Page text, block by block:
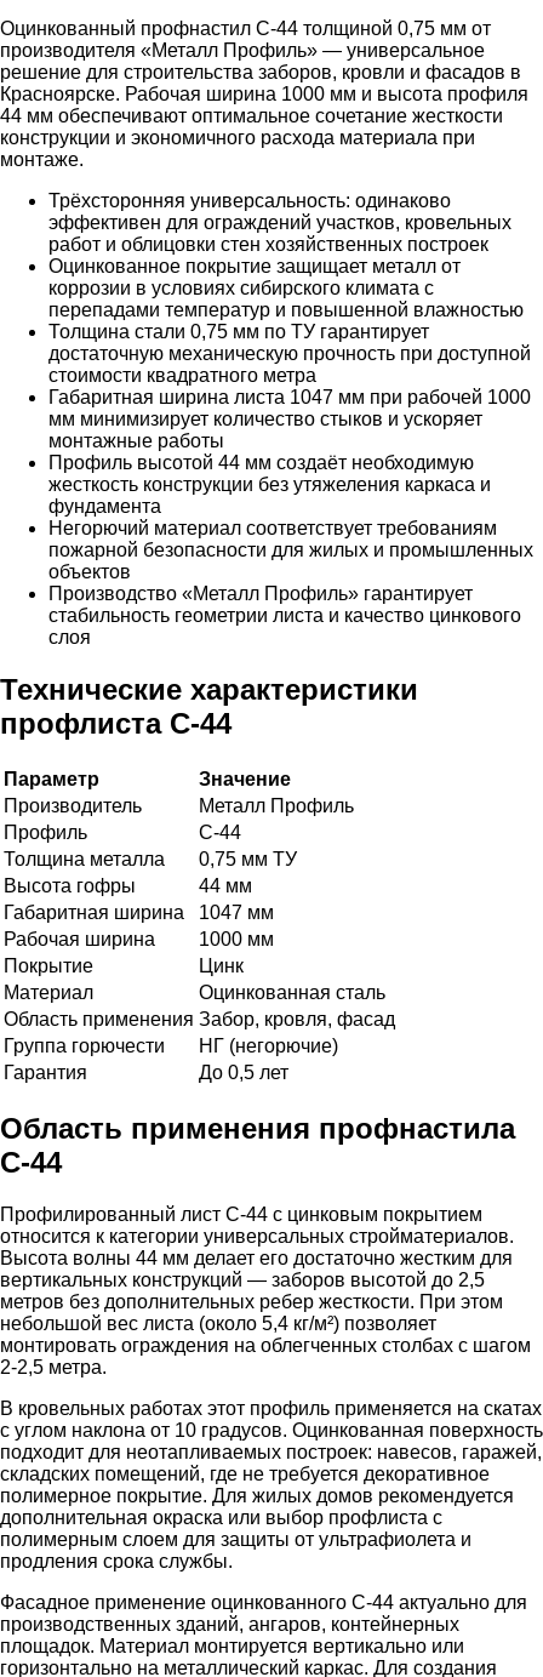
Оцинкованный профнастил С-44 толщиной 0,75 мм от
производителя «Металл Профиль» — универсальное
решение для строительства заборов, кровли и фасадов в
Красноярске. Рабочая ширина 1000 мм и высота профиля
44 мм обеспечивают оптимальное сочетание жесткости
конструкции и экономичного расхода материала при
монтаже.
Трёхсторонняя универсальность: одинаково
эффективен для ограждений участков, кровельных
работ и облицовки стен хозяйственных построек
Оцинкованное покрытие защищает металл от
коррозии в условиях сибирского климата с
перепадами температур и повышенной влажностью
Толщина стали 0,75 мм по ТУ гарантирует
достаточную механическую прочность при доступной
стоимости квадратного метра
Габаритная ширина листа 1047 мм при рабочей 1000
мм минимизирует количество стыков и ускоряет
монтажные работы
Профиль высотой 44 мм создаёт необходимую
жесткость конструкции без утяжеления каркаса и
фундамента
Негорючий материал соответствует требованиям
пожарной безопасности для жилых и промышленных
объектов
Производство «Металл Профиль» гарантирует
стабильность геометрии листа и качество цинкового
слоя
Технические характеристики
профлиста С-44
Параметр
Значение
Производитель
Металл Профиль
Профиль
С-44
Толщина металла
0,75 мм ТУ
Высота гофры
44 мм
Габаритная ширина
1047 мм
Рабочая ширина
1000 мм
Покрытие
Цинк
Материал
Оцинкованная сталь
Область применения Забор, кровля, фасад
Группа горючести
НГ (негорючие)
Гарантия
До 0,5 лет
Область применения профнастила
С-44
Профилированный лист С-44 с цинковым покрытием
относится к категории универсальных стройматериалов.
Высота волны 44 мм делает его достаточно жестким для
вертикальных конструкций — заборов высотой до 2,5
метров без дополнительных ребер жесткости. При этом
небольшой вес листа (около 5,4 кг/м²) позволяет
монтировать ограждения на облегченных столбах с шагом
2-2,5 метра.
В кровельных работах этот профиль применяется на скатах
с углом наклона от 10 градусов. Оцинкованная поверхность
подходит для неотапливаемых построек: навесов, гаражей,
складских помещений, где не требуется декоративное
полимерное покрытие. Для жилых домов рекомендуется
дополнительная окраска или выбор профлиста с
полимерным слоем для защиты от ультрафиолета и
продления срока службы.
Фасадное применение оцинкованного С-44 актуально для
производственных зданий, ангаров, контейнерных
площадок. Материал монтируется вертикально или
горизонтально на металлический каркас. Для создания